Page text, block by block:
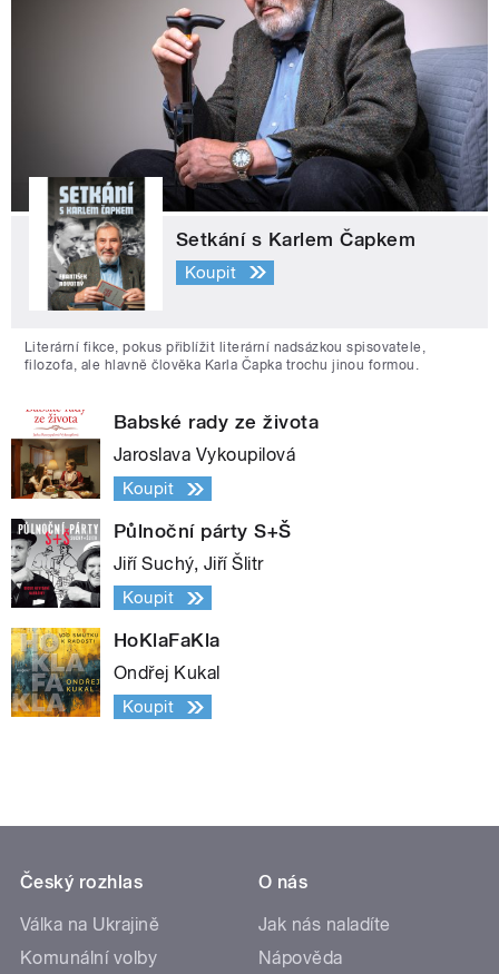
Setkání s Karlem Čapkem
Koupit
Literární fikce, pokus přiblížit literární nadsázkou spisovatele,
filozofa, ale hlavně člověka Karla Čapka trochu jinou formou.
Babské rady ze života
Jaroslava Vykoupilová
Koupit
Půlnoční párty S+Š
Jiří Suchý, Jiří Šlitr
Koupit
HoKlaFaKla
Ondřej Kukal
Koupit
Český rozhlas
Válka na Ukrajině
Komunální volby
O nás
Jak nás naladíte
Nápověda